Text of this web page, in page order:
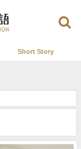
Short Story